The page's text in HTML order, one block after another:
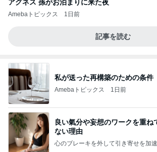
アグネス 孫がお泊まりに来た夜
Amebaトピックス 1日前
記事を読む
私が送った再構築のための条件
Amebaトピックス 1日前
良い氣分や妄想のワークを重ね
ない理由
心のブレーキを外して引き寄せを加速